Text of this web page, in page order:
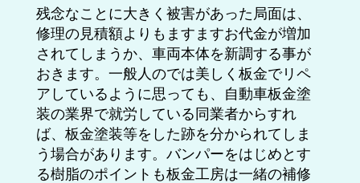
残念なことに大きく被害があった局面は、
修理の見積額よりもますますお代金が増加
されてしまうか、車両本体を新調する事が
おきます。一般人のでは美しく板金でリペ
アしているように思っても、自動車板金塗
装の業界で就労している同業者からすれ
ば、板金塗装等をした跡を分かられてしま
う場合があります。バンパーをはじめとす
る樹脂のポイントも板金工房は一緒の補修